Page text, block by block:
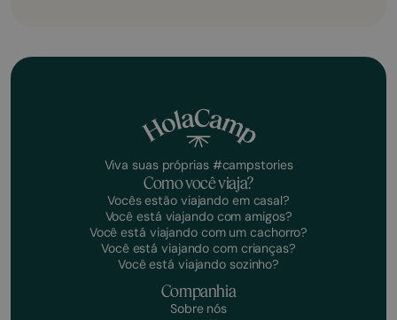
Viva suas próprias #campstories
Como você viaja?
Vocês estão viajando em casal?
Você está viajando com amigos?
Você está viajando com um cachorro?
Você está viajando com crianças?
Você está viajando sozinho?
Companhia
Sobre nós